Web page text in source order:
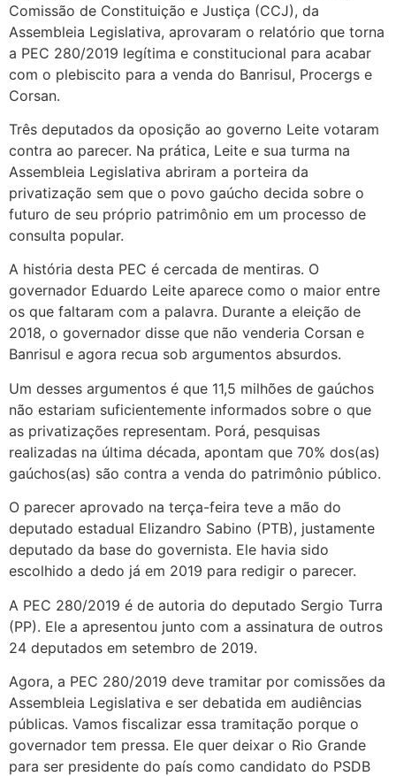
Comissão de Constituição e Justiça (CCJ), da
Assembleia Legislativa, aprovaram o relatório que torna
a PEC 280/2019 legítima e constitucional para acabar
com o plebiscito para a venda do Banrisul, Procergs e
Corsan.
Três deputados da oposição ao governo Leite votaram
contra ao parecer. Na prática, Leite e sua turma na
Assembleia Legislativa abriram a porteira da
privatização sem que o povo gaúcho decida sobre o
futuro de seu próprio patrimônio em um processo de
consulta popular.
A história desta PEC é cercada de mentiras. O
governador Eduardo Leite aparece como o maior entre
os que faltaram com a palavra. Durante a eleição de
2018, o governador disse que não venderia Corsan e
Banrisul e agora recua sob argumentos absurdos.
Um desses argumentos é que 11,5 milhões de gaúchos
não estariam suficientemente informados sobre o que
as privatizações representam. Porá, pesquisas
realizadas na última década, apontam que 70% dos(as)
gaúchos(as) são contra a venda do patrimônio público.
O parecer aprovado na terça-feira teve a mão do
deputado estadual Elizandro Sabino (PTB), justamente
deputado da base do governista. Ele havia sido
escolhido a dedo já em 2019 para redigir o parecer.
A PEC 280/2019 é de autoria do deputado Sergio Turra
(PP). Ele a apresentou junto com a assinatura de outros
24 deputados em setembro de 2019.
Agora, a PEC 280/2019 deve tramitar por comissões da
Assembleia Legislativa e ser debatida em audiências
públicas. Vamos fiscalizar essa tramitação porque o
governador tem pressa. Ele quer deixar o Rio Grande
para ser presidente do país como candidato do PSDB